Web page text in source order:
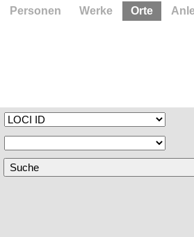
Personen Werke Orte